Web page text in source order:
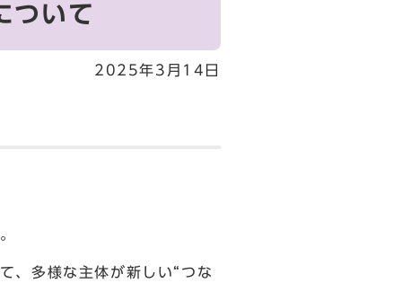
ついて
2025年3月14日
、多様な主体が新しい“つな